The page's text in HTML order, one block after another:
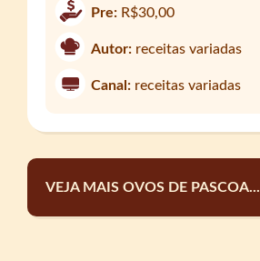
Pre: R$30,00
Autor: receitas variadas
Canal: receitas variadas
VEJA MAIS OVOS DE PASCOA...